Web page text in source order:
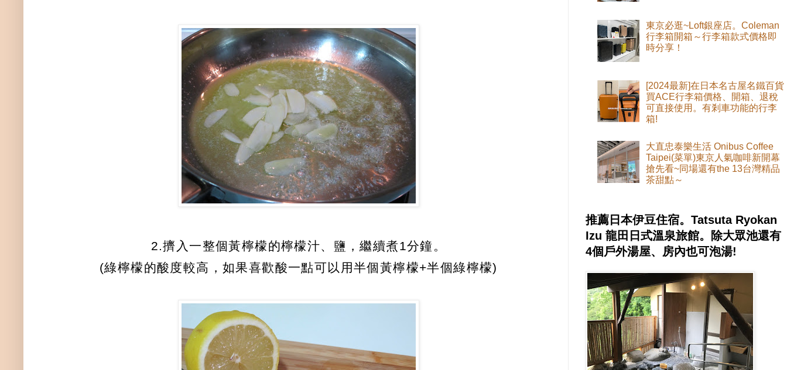
2.擠入一整個黃檸檬的檸檬汁、鹽，繼續煮1分鐘。
(綠檸檬的酸度較高，如果喜歡酸一點可以用半個黃檸檬+半個綠檸檬)
東京必逛~Loft銀座店。Coleman
行李箱開箱～行李箱款式價格即
時分享！
[2024最新]在日本名古屋名鐵百貨
買ACE行李箱價格、開箱、退稅
可直接使用。有剎車功能的行李
箱!
大直忠泰樂生活 Onibus Coffee
Taipei(菜單)東京人氣咖啡新開幕
搶先看~同場還有the 13台灣精品
茶甜點～
推薦日本伊豆住宿。Tatsuta Ryokan
Izu 龍田日式溫泉旅館。除大眾池還有
4個戶外湯屋、房內也可泡湯!